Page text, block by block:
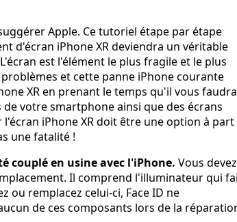
Apple. Ce tutoriel étape par étape
d'écran iPhone XR deviendra un véritable
est l'élément le plus fragile et le plus
et cette panne iPhone courante
XR en prenant le temps qu'il vous
votre smartphone ainsi que des écrans
iPhone XR doit être une option à part
une fatalité !
couplé en usine avec l'iPhone. Vous devez
Il comprend l'illuminateur qui
ou remplacez celui-ci, Face ID ne
de ces composants lors de la